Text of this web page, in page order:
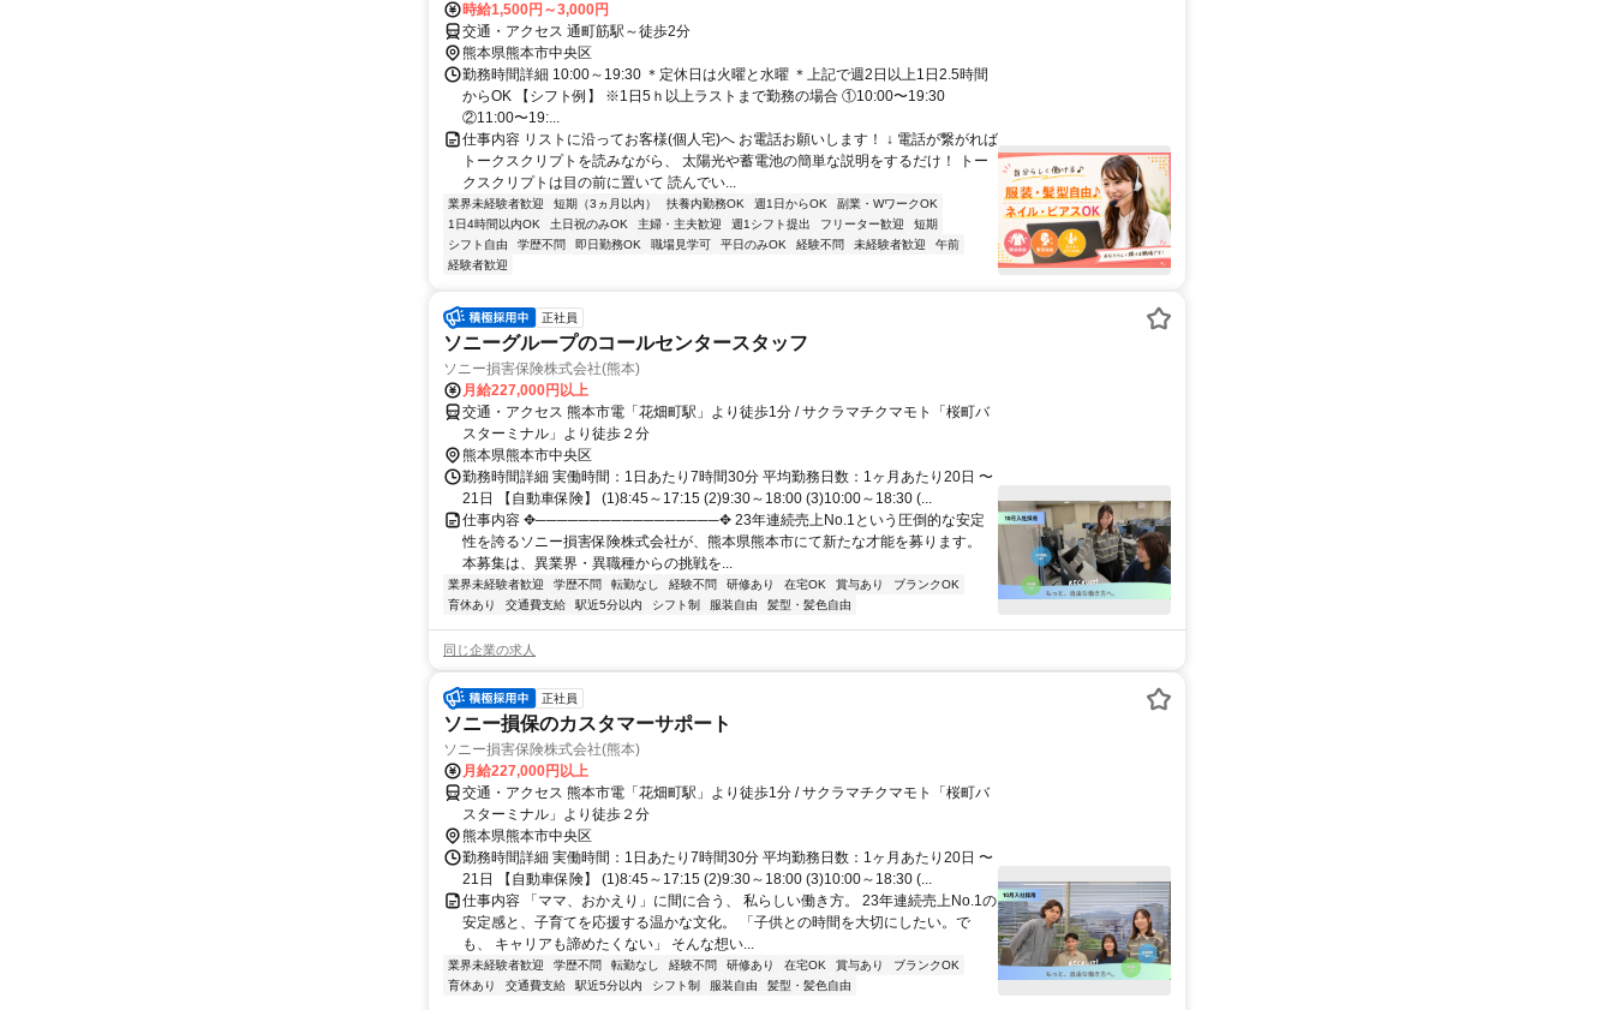
時給1,500円～3,000円
交通・アクセス 通町筋駅～徒歩2分
熊本県熊本市中央区
勤務時間詳細 10:00～19:30 ＊定休日は火曜と水曜 ＊上記で週2日以上1日2.5時間
からOK 【シフト例】 ※1日5ｈ以上ラストまで勤務の場合 ①10:00〜19:30
②11:00〜19:...
仕事内容 リストに沿ってお客様(個人宅)へ お電話お願いします！ ↓ 電話が繋がれば
トークスクリプトを読みながら、 太陽光や蓄電池の簡単な説明をするだけ！ トー
クスクリプトは目の前に置いて 読んでい...
業界未経験者歓迎 短期（3ヵ月以内） 扶養内勤務OK 週1日からOK
副業・WワークOK
1日4時間以内OK
土日祝のみOK 主婦・主夫歓迎 週1シフト提出 フリーター歓迎
短期
シフト自由
学歴不問 即日勤務OK 職場見学可 平日のみOK 経験不問 未経験者歓迎
午前
経験者歓迎
正社員
ソニーグループのコールセンタースタッフ
ソニー損害保険株式会社(熊本)
月給227,000円以上
交通・アクセス 熊本市電「花畑町駅」より徒歩1分 / サクラマチクマモト「桜町バ
スターミナル」より徒歩２分
熊本県熊本市中央区
勤務時間詳細 実働時間：1日あたり7時間30分 平均勤務日数：1ヶ月あたり20日 〜
21日 【自動車保険】 (1)8:45～17:15 (2)9:30～18:00 (3)10:00～18:30 (...
仕事内容 ✥─────────────────✥ 23年連続売上No.1という圧倒的な安定
性を誇るソニー損害保険株式会社が、熊本県熊本市にて新たな才能を募ります。
本募集は、異業界・異職種からの挑戦を...
業界未経験者歓迎 学歴不問 転勤なし 経験不問 研修あり 在宅OK 賞与あり
ブランクOK
育休あり
交通費支給 駅近5分以内 シフト制 服装自由 髪型・髪色自由
同じ企業の求人
正社員
ソニー損保のカスタマーサポート
ソニー損害保険株式会社(熊本)
月給227,000円以上
交通・アクセス 熊本市電「花畑町駅」より徒歩1分 / サクラマチクマモト「桜町バ
スターミナル」より徒歩２分
熊本県熊本市中央区
勤務時間詳細 実働時間：1日あたり7時間30分 平均勤務日数：1ヶ月あたり20日 〜
21日 【自動車保険】 (1)8:45～17:15 (2)9:30～18:00 (3)10:00～18:30 (...
仕事内容 「ママ、おかえり」に間に合う、 私らしい働き方。 23年連続売上No.1の
安定感と、子育てを応援する温かな文化。 「子供との時間を大切にしたい。で
も、 キャリアも諦めたくない」 そんな想い...
業界未経験者歓迎 学歴不問 転勤なし 経験不問 研修あり 在宅OK 賞与あり
ブランクOK
育休あり
交通費支給 駅近5分以内 シフト制 服装自由 髪型・髪色自由